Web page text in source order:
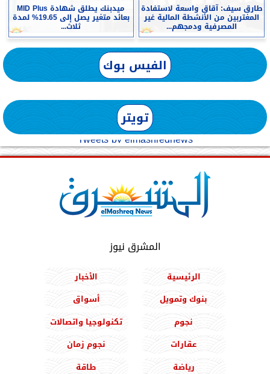
طارق سيف: آقاق واسعة لاستفادة
المغتربين من الأنشطة المالية غير
المصرفية ودمجهم...
ميدبنك يطلق شهادة MID Plus
بعائد متغير يصل إلى 19.65% لمدة
ثلاث...
الفيس بوك
تويتر
Tweets by elmashreqnews
المشرق نيوز
الرئيسية
الأخبار
بنوك وتمويل
أسواق
نجوم
تكنولوجيا واتصالات
عقارات
نجوم زمان
رياضة
طاقة